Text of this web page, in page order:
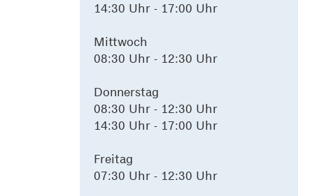
14:30 Uhr - 17:00 Uhr
Mittwoch
08:30 Uhr - 12:30 Uhr
Donnerstag
08:30 Uhr - 12:30 Uhr
14:30 Uhr - 17:00 Uhr
Freitag
07:30 Uhr - 12:30 Uhr